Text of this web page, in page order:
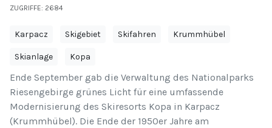
ZUGRIFFE: 2684
Karpacz Skigebiet Skifahren Krummhübel
Skianlage Kopa
Ende September gab die Verwaltung des Nationalparks
Riesengebirge grünes Licht für eine umfassende
Modernisierung des Skiresorts Kopa in Karpacz
(Krummhübel). Die Ende der 1950er Jahre am